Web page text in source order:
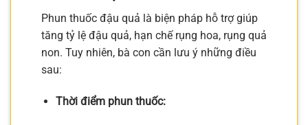
Phun thuốc đậu quả là biện pháp hỗ trợ giúp
tăng tỷ lệ đậu quả, hạn chế rụng hoa, rụng quả
non. Tuy nhiên, bà con cần lưu ý những điều
sau:
Thời điểm phun thuốc: